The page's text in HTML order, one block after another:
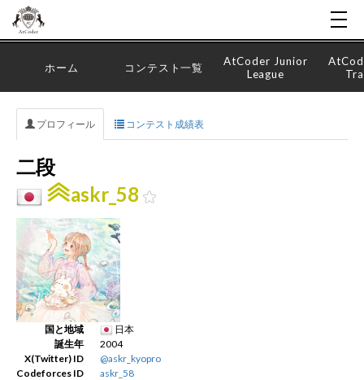
ホーム コンテスト一覧
AtCoder Junior
League
プロフィール コンテスト成績表
二段
askr_58
国と地域
日本
誕生年
2004
X(Twitter) ID
@askr_kyopro
Codeforces ID
askr_58